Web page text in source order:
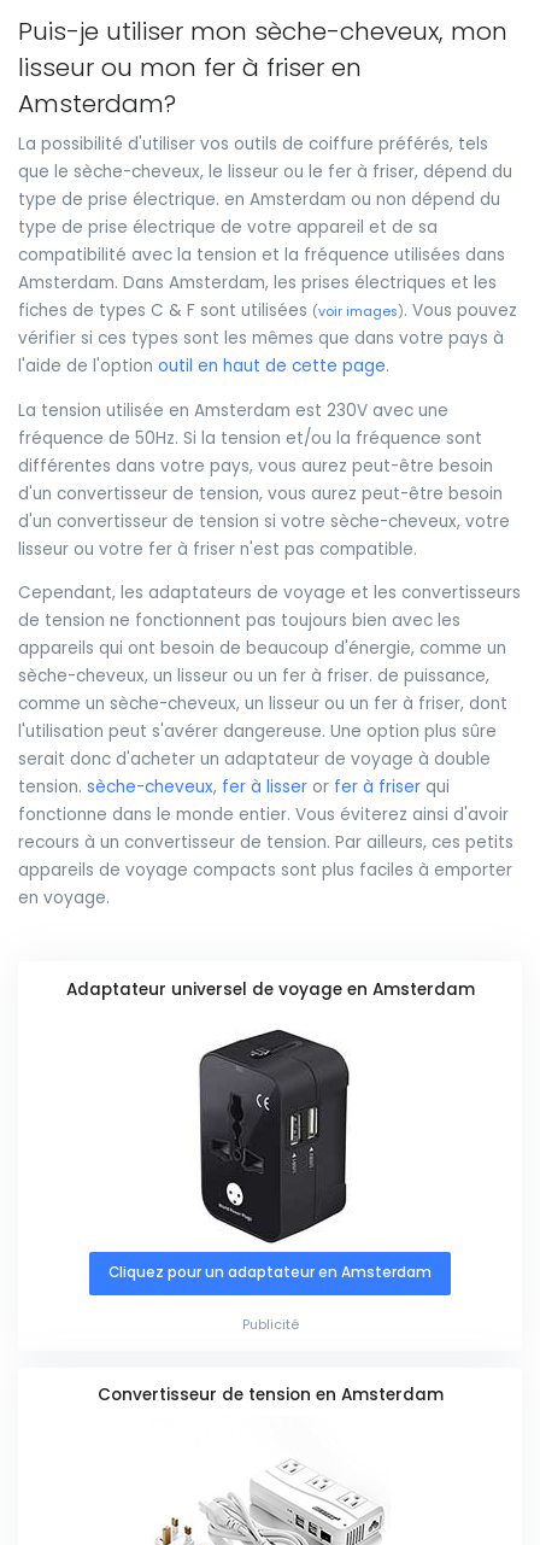
Puis-je utiliser mon sèche-cheveux, mon
lisseur ou mon fer à friser en
Amsterdam?
La possibilité d'utiliser vos outils de coiffure préférés, tels
que le sèche-cheveux, le lisseur ou le fer à friser, dépend du
type de prise électrique. en Amsterdam ou non dépend du
type de prise électrique de votre appareil et de sa
compatibilité avec la tension et la fréquence utilisées dans
Amsterdam. Dans Amsterdam, les prises électriques et les
fiches de types C & F sont utilisées (voir images). Vous pouvez
vérifier si ces types sont les mêmes que dans votre pays à
l'aide de l'option outil en haut de cette page.
La tension utilisée en Amsterdam est 230V avec une
fréquence de 50Hz. Si la tension et/ou la fréquence sont
différentes dans votre pays, vous aurez peut-être besoin
d'un convertisseur de tension, vous aurez peut-être besoin
d'un convertisseur de tension si votre sèche-cheveux, votre
lisseur ou votre fer à friser n'est pas compatible.
Cependant, les adaptateurs de voyage et les convertisseurs
de tension ne fonctionnent pas toujours bien avec les
appareils qui ont besoin de beaucoup d'énergie, comme un
sèche-cheveux, un lisseur ou un fer à friser. de puissance,
comme un sèche-cheveux, un lisseur ou un fer à friser, dont
l'utilisation peut s'avérer dangereuse. Une option plus sûre
serait donc d'acheter un adaptateur de voyage à double
tension. sèche-cheveux, fer à lisser or fer à friser qui
fonctionne dans le monde entier. Vous éviterez ainsi d'avoir
recours à un convertisseur de tension. Par ailleurs, ces petits
appareils de voyage compacts sont plus faciles à emporter
en voyage.
Adaptateur universel de voyage en Amsterdam
Cliquez pour un adaptateur en Amsterdam
Publicité
Convertisseur de tension en Amsterdam